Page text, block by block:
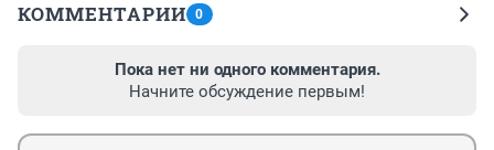
КОММЕНТАРИИ 0
Пока нет ни одного комментария.
Начните обсуждение первым!